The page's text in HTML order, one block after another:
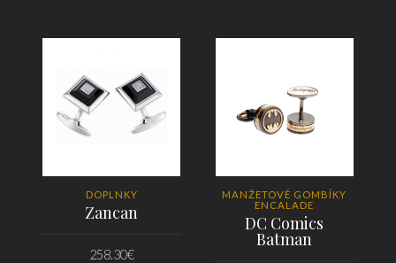
DOPLNKY
Zancan
258.30€
MANŽETOVÉ GOMBÍKY
ENCALADE
DC Comics
Batman